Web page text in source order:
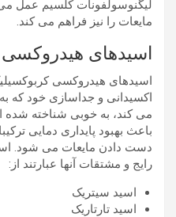
لیگنوسولفونات کلسیم عمل
مایعات را نیز فراهم می کند.
اسیدهای
اسیدهای هیدروکسی
اکسیدانی و جداسازی خود که
می کند، به خوبی شناخته شده
باعث بهبود پایداری دمایی
دست دادن مایعات می شود.
رایج و مشتقات آنها عبارتند از:
اسید سیتریک
اسید تارتاریک